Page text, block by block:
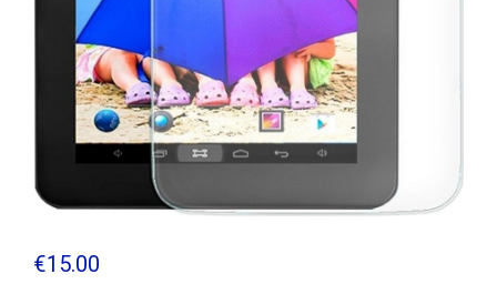
€15.00